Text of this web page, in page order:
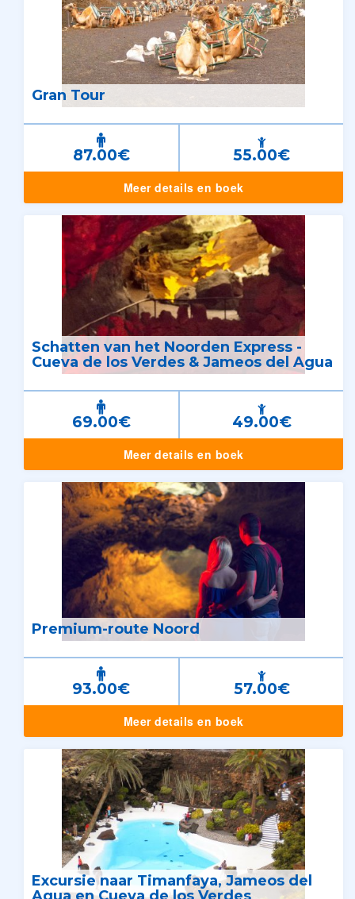
Gran Tour
87.00€ 55.00€
Meer details en boek
Schatten van het Noorden Express -
Cueva de los Verdes & Jameos del Agua
69.00€ 49.00€
Meer details en boek
Premium-route Noord
93.00€ 57.00€
Meer details en boek
Excursie naar Timanfaya, Jameos del